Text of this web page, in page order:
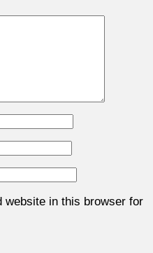
website in this browser for